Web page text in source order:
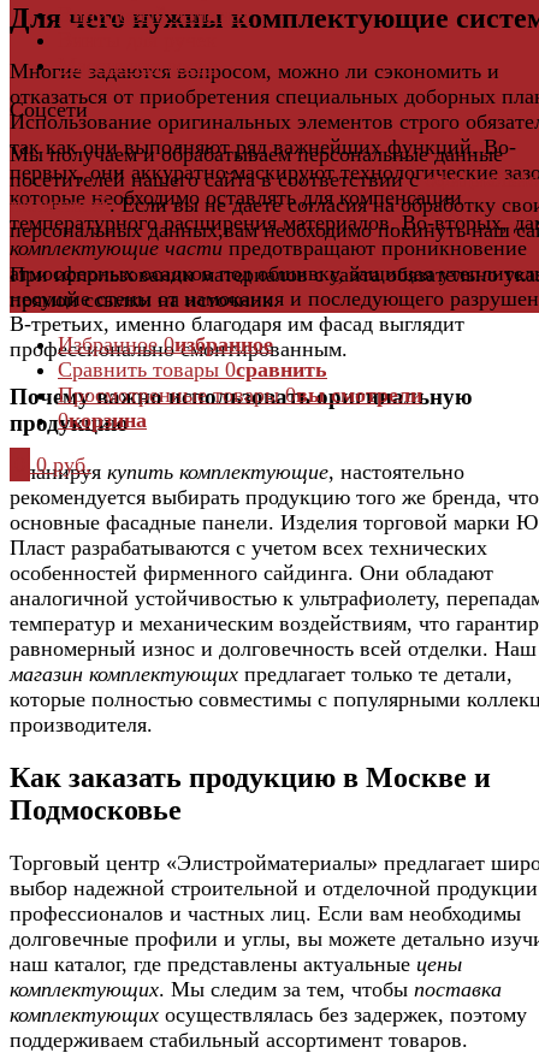
Для чего нужны комплектующие
Многие задаются вопросом, можно ли сэкономить и
отказаться от приобретения специальных доборных
Использование оригинальных элементов строго
так как они выполняют ряд важнейших функций. Во-
первых, они аккуратно маскируют технологические
которые необходимо оставлять для компенсации
температурного расширения материалов. Во-вторых,
комплектующие части предотвращают проникновение
атмосферных осадков под обшивку, защищая
несущие стены от намокания и последующего
В-третьих, именно благодаря им фасад выглядит
профессионально смонтированным.
Почему важно использовать оригинальную
продукцию
Планируя купить комплектующие, настоятельно
рекомендуется выбирать продукцию того же бренда,
основные фасадные панели. Изделия торговой марки
Пласт разрабатываются с учетом всех технических
особенностей фирменного сайдинга. Они обладают
аналогичной устойчивостью к ультрафиолету,
температур и механическим воздействиям, что
равномерный износ и долговечность всей отделки. Наш
магазин комплектующих предлагает только те детали,
которые полностью совместимы с популярными
производителя.
Как заказать продукцию в Москве и
Подмосковье
Торговый центр «Элистройматериалы» предлагает
выбор надежной строительной и отделочной
профессионалов и частных лиц. Если вам необходимы
долговечные профили и углы, вы можете детально
наш каталог, где представлены актуальные цены
комплектующих. Мы следим за тем, чтобы поставка
комплектующих осуществлялась без задержек, поэтому
поддерживаем стабильный ассортимент товаров.
Виниловый ламинат
Винты для ручек
Массивная доска
Соцсети
Мы получаем и обрабатываем персональные данные
посетителей нашего сайта в соответствии с
политикой. Если вы не даете согласия на обработку
персональных данных,вам необходимо покинуть наш
При использовании материалов с сайта обязательно
прямой ссылки на источник.
Избранное 0избранное
Сравнить товары 0сравнить
Просмотренные товары 0вы смотрели
0корзина
0 руб.